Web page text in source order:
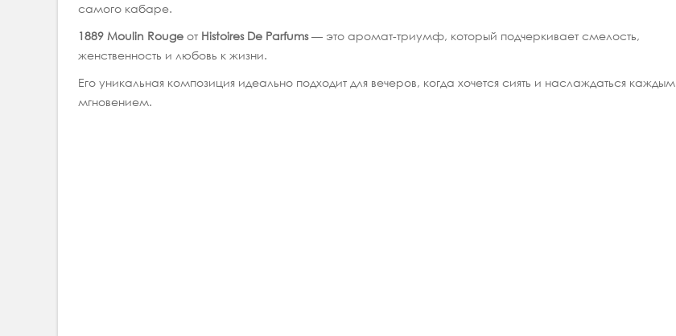
самого кабаре.
1889 Moulin Rouge от Histoires De Parfums— это аромат-триумф, который подчеркивает смелость,
женственность и любовь к жизни.
Его уникальная композиция идеально подходит для вечеров, когда хочется сиять и наслаждаться каждым
мгновением.